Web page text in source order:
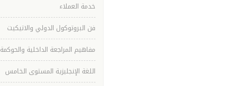
خدمة العملاء
فن البروتوكول الدولي والاتيكيت
مفاهيم المراجعة الداخلية والحوكمة
اللغة الإنجليزية المستوى الخامس